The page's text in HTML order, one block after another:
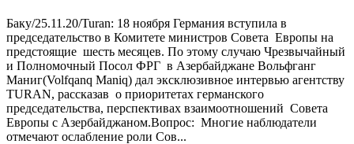
Баку/25.11.20/Turan: 18 ноября Германия вступила в
председательство в Комитете министров Совета Европы на
предстоящие шесть месяцев. По этому случаю Чрезвычайный
и Полномочный Посол ФРГ в Азербайджане Вольфганг
Маниг(Volfqanq Maniq) дал эксклюзивное интервью агентству
TURAN, рассказав о приоритетах германского
председательства, перспективах взаимоотношений Совета
Европы с Азербайджаном.Вопрос: Многие наблюдатели
отмечают ослабление роли Сов...